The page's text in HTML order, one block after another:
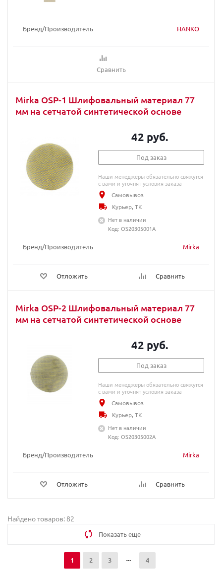
Бренд/Производитель HANKO
Сравнить
Mirka OSP-1 Шлифовальный материал 77
мм на сетчатой синтетической основе
Бренд/Производитель Mirka
Отложить Сравнить
42 руб.
Под заказ
Наши менеджеры обязательно свяжутся
с вами и уточнят условия заказа
Самовывоз
Курьер, ТК
Нет в наличии
Код: OS20305001A
Mirka OSP-2 Шлифовальный материал 77
мм на сетчатой синтетической основе
Бренд/Производитель Mirka
Отложить Сравнить
42 руб.
Под заказ
Наши менеджеры обязательно свяжутся
с вами и уточнят условия заказа
Самовывоз
Курьер, ТК
Нет в наличии
Код: OS20305002A
Найдено товаров: 82
Показать еще
1 2 3 4